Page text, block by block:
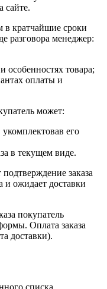
сайте.
в кратчайшие сроки
разговора менеджер:
особенностях товара;
оплаты и
может:
укомплектовав его
в текущем виде.
заказа
и ожидает доставки
покупатель
Оплата заказа
доставки).